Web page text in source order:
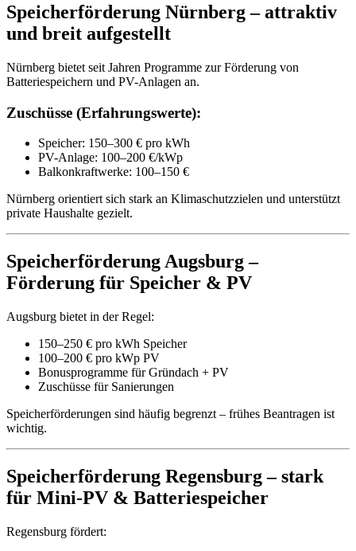
Speicherförderung Nürnberg – attraktiv
und breit aufgestellt
Nürnberg bietet seit Jahren Programme zur Förderung von
Batteriespeichern und PV-Anlagen an.
Zuschüsse (Erfahrungswerte):
Speicher: 150–300 € pro kWh
PV-Anlage: 100–200 €/kWp
Balkonkraftwerke: 100–150 €
Nürnberg orientiert sich stark an Klimaschutzzielen und unterstützt
private Haushalte gezielt.
Speicherförderung Augsburg –
Förderung für Speicher & PV
Augsburg bietet in der Regel:
150–250 € pro kWh Speicher
100–200 € pro kWp PV
Bonusprogramme für Gründach + PV
Zuschüsse für Sanierungen
Speicherförderungen sind häufig begrenzt – frühes Beantragen ist
wichtig.
Speicherförderung Regensburg – stark
für Mini-PV & Batteriespeicher
Regensburg fördert: